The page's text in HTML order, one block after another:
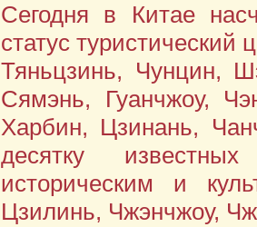
Сегодня в Китае
статус
Тяньцзинь, Чунцин,
Сямэнь, Гуанчжоу,
Харбин, Цзинань,
десятку
историческим и
Цзилинь, Чжэнчжоу,